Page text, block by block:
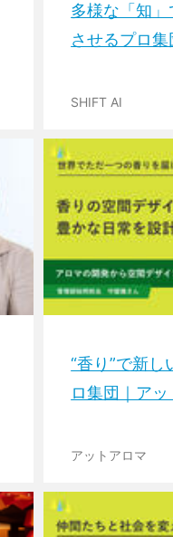
多様な「知
させるプロ
SHIFT AI
“香り”で新
ロ集団｜ア
アットアロマ